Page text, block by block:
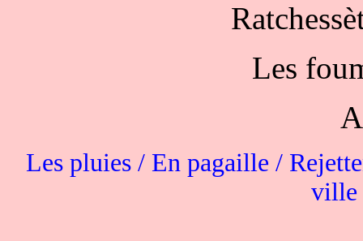
Les
Les pluies / En pagaille /
ville